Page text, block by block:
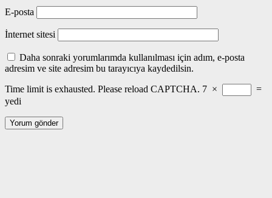
E-posta
İnternet sitesi
Daha sonraki yorumlarımda kullanılması için adım, e-posta
adresim ve site adresim bu tarayıcıya kaydedilsin.
Time limit is exhausted. Please reload CAPTCHA. 7 ×
=
yedi